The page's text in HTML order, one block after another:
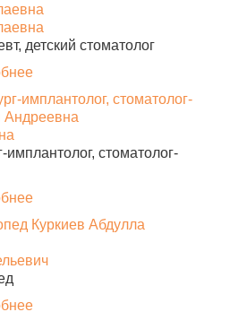
детский стоматолог
имплантолог, стоматолог-